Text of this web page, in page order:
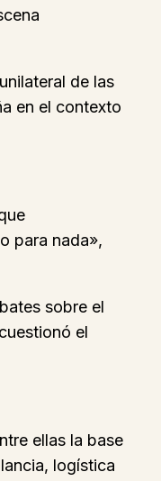
de las
en el contexto
para nada»,
sobre el
el
ellas la base
logística